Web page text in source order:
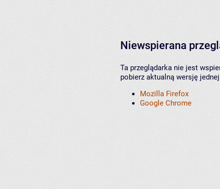
Niewspierana
Ta przeglądarka nie jest
pobierz aktualną wersję
Mozilla Firefox
Google Chrome